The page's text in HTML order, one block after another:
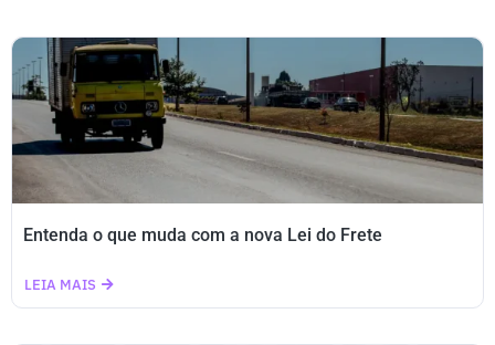
Entenda o que muda com a nova Lei do Frete
LEIA MAIS